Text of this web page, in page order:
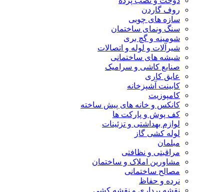
روف گاردن
سازه های چوبی
سنگ ونمای ساختمان
شومینه و گچ بری
شیرآلات و لوله و اتصالات
شیشه های ساختمانی
صنایع کاشی و سرامیک
عایق کاری
کابینت آشپزخانه
کامپوزیت
کانکس و خانه های پیش ساخته
کف پوش و پارکت ها
لوازم بهداشتی و تزئینات
لوله کشی گاز
مبلمان
مراقبتی و نظافتی
مشاورین املاک و ساختمان
مصالح ساختمانی
نرده و حفاظ